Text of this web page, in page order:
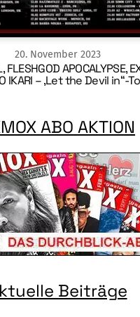
20. November 2023
FLESHGOD APOCALYPSE,
IKARI – ‚Let the Devil in“-
ABO AKTION
Beiträge